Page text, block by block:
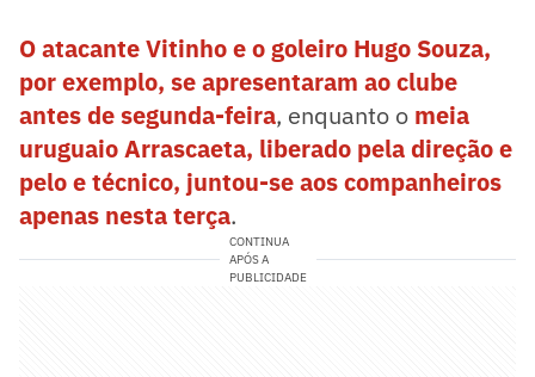
O atacante Vitinho e o goleiro Hugo Souza,
por exemplo, se apresentaram ao clube
antes de segunda-feira, enquanto o meia
uruguaio Arrascaeta, liberado pela direção e
pelo e técnico, juntou-se aos companheiros
apenas nesta terça.
CONTINUA
APÓS A
PUBLICIDADE